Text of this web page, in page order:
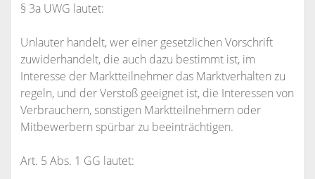
§ 3a UWG lautet:
Unlauter handelt, wer einer gesetzlichen Vorschrift
zuwiderhandelt, die auch dazu bestimmt ist, im
Interesse der Marktteilnehmer das Marktverhalten zu
regeln, und der Verstoß geeignet ist, die Interessen von
Verbrauchern, sonstigen Marktteilnehmern oder
Mitbewerbern spürbar zu beeinträchtigen.
Art. 5 Abs. 1 GG lautet: